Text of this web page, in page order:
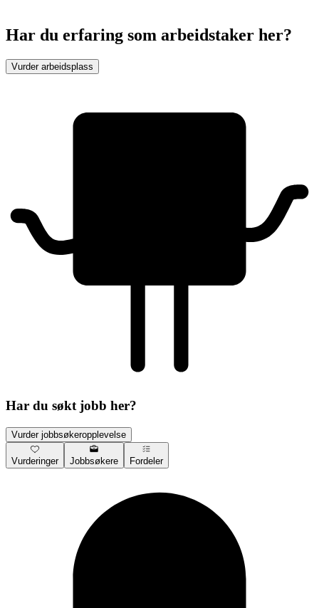
Har du erfaring som arbeidstaker her?
Vurder arbeidsplass
Har du søkt jobb her?
Vurder jobbsøkeropplevelse
Vurderinger Jobbsøkere Fordeler